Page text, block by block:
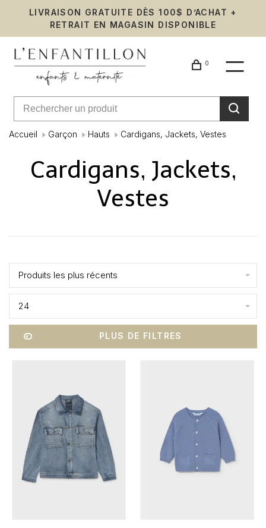
LIVRAISON GRATUITE DÈS 100$ D’ACHAT +
RETRAIT EN MAGASIN DISPONIBLE
0
Accueil Garçon Hauts Cardigans, Jackets, Vestes
Cardigans, Jackets,
Vestes
Produits les plus récents
24
PLUS DE FILTRES